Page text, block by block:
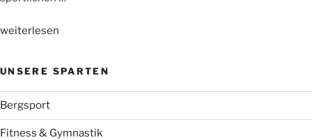
„Nordic
weiterlesen
UNSERE SPARTEN
Bergsport
Fitness & Gymnastik